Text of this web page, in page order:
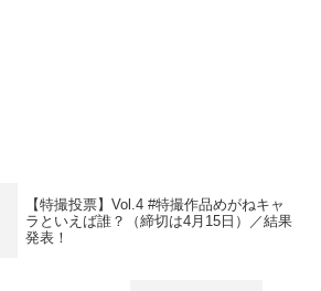
【特撮投票】Vol.4 #特撮作品めがねキャ
ラといえば誰？（締切は4月15日）／結果
発表！